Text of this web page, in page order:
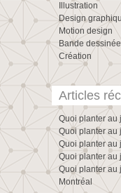
Illustration
Design
Motion design
Bande dessinée
Création
Articles
Quoi planter au
Quoi planter au
Quoi planter au
Quoi planter au
Quoi planter au
Montréal